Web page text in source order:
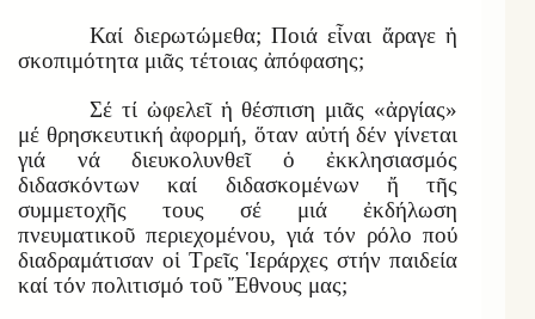
Καί διερωτώμεθα; Ποιά εἶναι ἄραγε ἡ
σκοπιμότητα μιᾶς τέτοιας ἀπόφασης;
Σέ τί ὠφελεῖ ἡ θέσπιση μιᾶς «ἀργίας»
μέ θρησκευτική ἀφορμή, ὅταν αὐτή δέν γίνεται
γιά νά διευκολυνθεῖ ὁ ἐκκλησιασμός
διδασκόντων καί διδασκομένων ἤ τῆς
συμμετοχῆς τους σέ μιά ἐκδήλωση
πνευματικοῦ περιεχομένου, γιά τόν ρόλο πού
διαδραμάτισαν οἱ Τρεῖς Ἱεράρχες στήν παιδεία
καί τόν πολιτισμό τοῦ Ἔθνους μας;